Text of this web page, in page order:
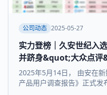
公司动态 2025-05-27
实力登榜｜久安世纪入
并跻身&quot;大众点
2025年5月14日， 由安在
产品用户调查报告》正式发